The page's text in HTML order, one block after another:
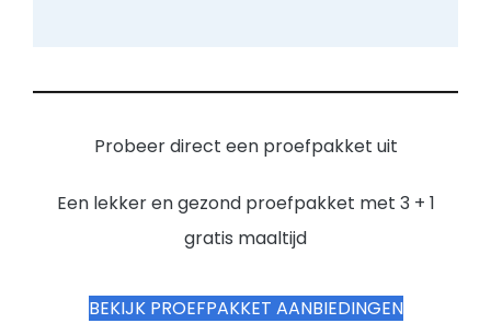
Probeer direct een proefpakket uit
Een lekker en gezond proefpakket met 3 + 1
gratis maaltijd
BEKIJK PROEFPAKKET AANBIEDINGEN